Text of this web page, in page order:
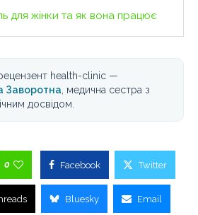
для жінки та як вона працює
health-clinic —
Заворотна , медична сестра з
досвідом.
0 Facebook Twitter
Bluesky Email